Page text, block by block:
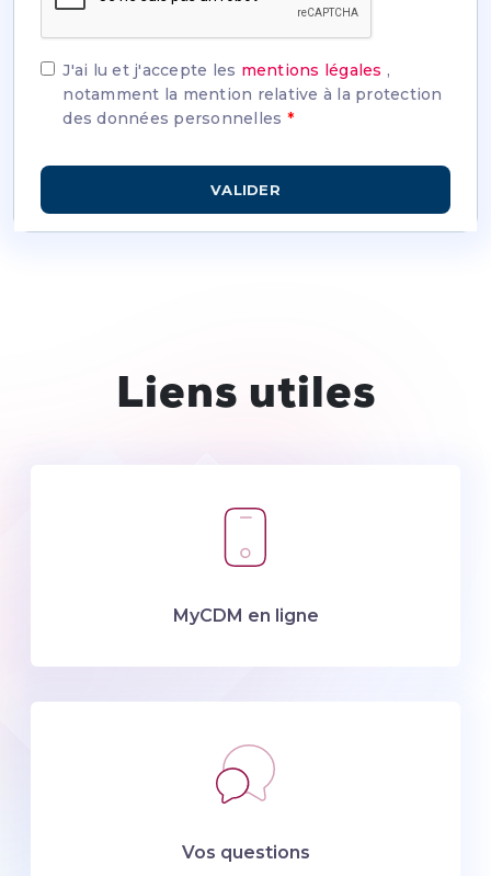
J'ai lu et j'accepte les mentions légales ,
notamment la mention relative à la protection
des données personnelles *
Liens utiles
MyCDM en ligne
Vos questions